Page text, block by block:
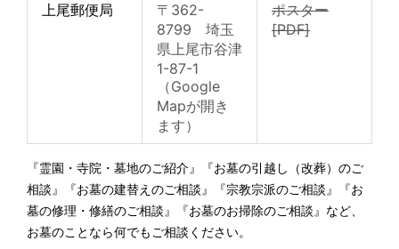
上尾郵便局
〒362-
8799 埼玉
県上尾市谷津
1-87-1
（Google
Mapが開き
ます）
ポスター
[PDF]
『霊園・寺院・墓地のご紹介』『お墓の引越し（改葬）のご
相談』『お墓の建替えのご相談』『宗教宗派のご相談』『お
墓の修理・修繕のご相談』『お墓のお掃除のご相談』など、
お墓のことなら何でもご相談ください。